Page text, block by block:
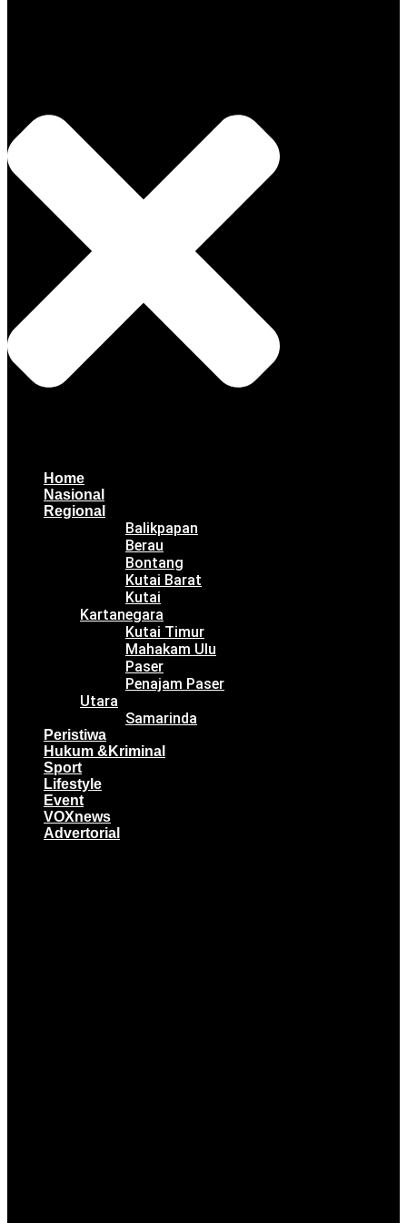
Home
Nasional
Regional
Balikpapan
Berau
Bontang
Kutai Barat
Kutai
Kartanegara
Kutai Timur
Mahakam Ulu
Paser
Penajam Paser
Utara
Samarinda
Peristiwa
Hukum &Kriminal
Sport
Lifestyle
Event
VOXnews
Advertorial